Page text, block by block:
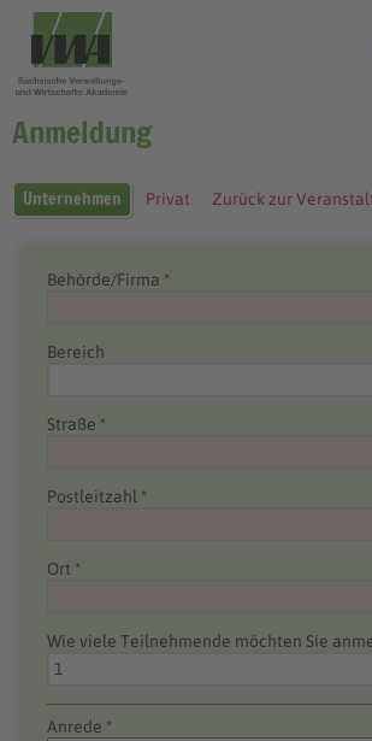
Anmeldung
Unternehmen Privat Zurück zur
Behörde/Firma *
Bereich
Straße *
Postleitzahl *
Ort *
Wie viele Teilnehmende möchten Sie
Anrede *